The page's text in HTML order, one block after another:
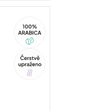
Tip
Arabica